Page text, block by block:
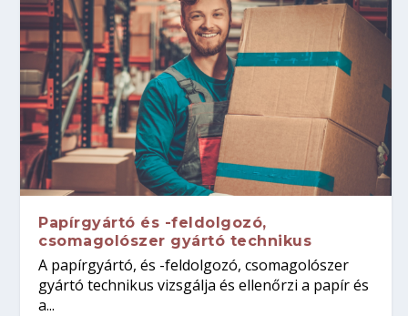
Papírgyártó és -feldolgozó,
csomagolószer gyártó technikus
A papírgyártó, és -feldolgozó, csomagolószer
gyártó technikus vizsgálja és ellenőrzi a papír és
a...